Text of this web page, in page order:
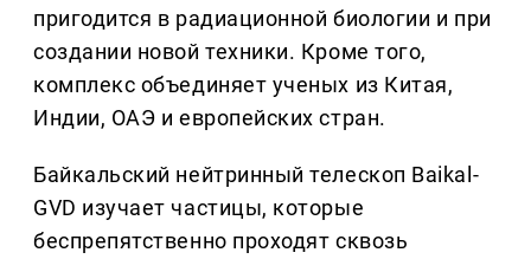
пригодится в радиационной биологии и при
создании новой техники. Кроме того,
комплекс объединяет ученых из Китая,
Индии, ОАЭ и европейских стран.
Байкальский нейтринный телескоп Baikal-
GVD изучает частицы, которые
беспрепятственно проходят сквозь